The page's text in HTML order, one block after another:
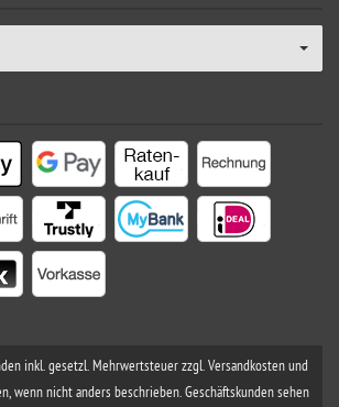
inkl. gesetzl. Mehrwertsteuer zzgl. Versandkosten und
wenn nicht anders beschrieben. Geschäftskunden sehen